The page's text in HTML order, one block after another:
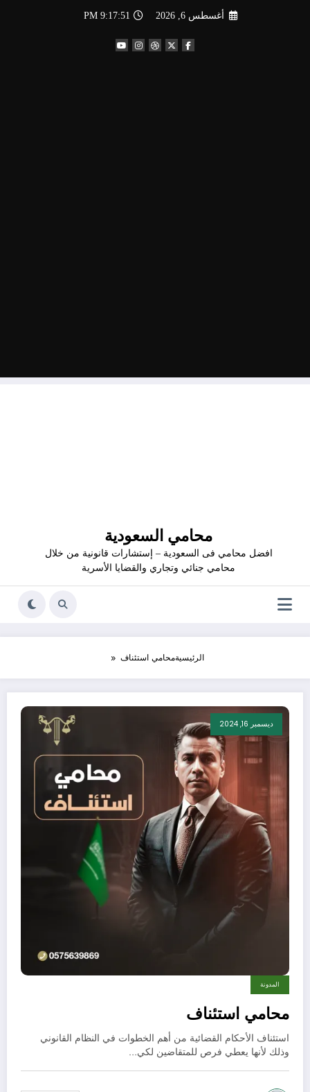
أغسطس 6, 2026 9:17:52 PM
محامي السعودية
افضل محامي فى السعودية – إستشارات قانونية من خلال
محامي جنائي وتجاري والقضايا الأسرية
الرئيسيةمحامي استئناف
ديسمبر 16, 2024
المدونة
محامي استئناف
استئناف الأحكام القضائية من أهم الخطوات في النظام القانوني
وذلك لأنها يعطي فرص للمتقاضين لكي…